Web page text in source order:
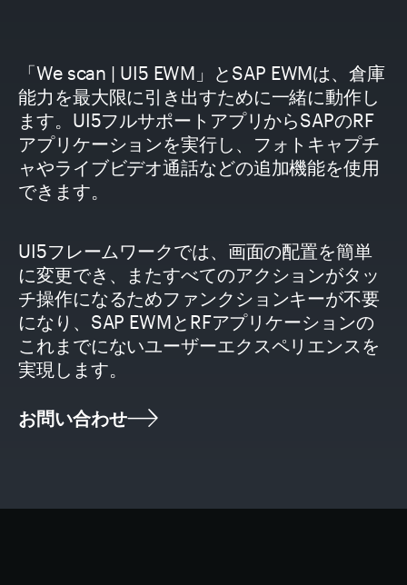
「We scan | UI5 EWM 」とSAP EWMは、倉庫
能力を最大限に引き出すために一緒に動作し
ます。UI5フルサポートアプリからSAPのRF
アプリケーションを実行し、フォトキャプチ
ャやライブビデオ通話などの追加機能を使用
できます。
UI5フレームワークでは、画面の配置を簡単
に変更でき、またすべてのアクションがタッ
チ操作になるためファンクションキーが不要
になり、SAP EWMとRFアプリケーションの
これまでにないユーザーエクスペリエンスを
実現します。
お問い合わせ